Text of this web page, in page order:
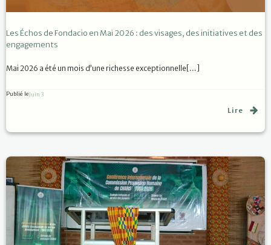
Les Échos de Fondacio en Mai 2026 : des visages, des initiatives et des
engagements
Mai 2026 a été un mois d’une richesse exceptionnelle[…]
Publié leJuin 3
Lire